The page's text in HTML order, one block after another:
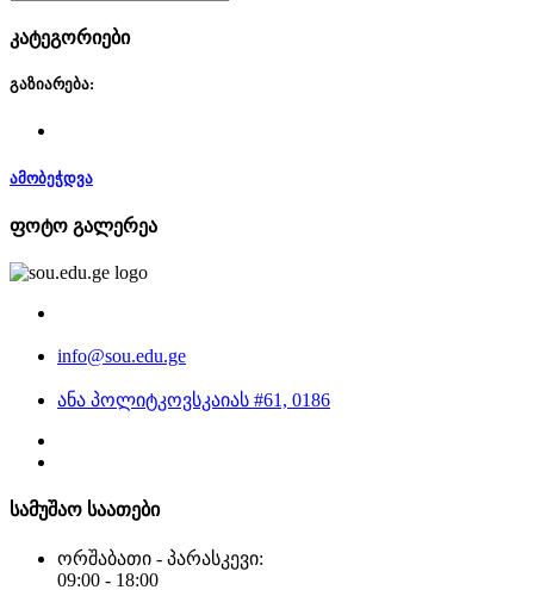
კატეგორიები
გაზიარება:
ამობეჭდვა
ფოტო გალერეა
info@sou.edu.ge
ანა პოლიტკოვსკაიას #61, 0186
სამუშაო საათები
ორშაბათი - პარასკევი:
09:00 - 18:00